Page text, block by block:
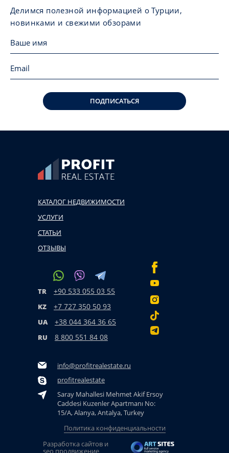
Делимся полезной информацией о Турции,
новинками и свежими обзорами
ПОДПИСАТЬСЯ
КАТАЛОГ НЕДВИЖИМОСТИ
УСЛУГИ
СТАТЬИ
ОТЗЫВЫ
TR +90 533 055 03 55
KZ +7 727 350 50 93
UA +38 044 364 36 65
RU 8 800 551 84 08
info@profitrealestate.ru
profitrealestate
Saray Mahallesi Mehmet Akif Ersoy
Caddesi Kuzenler Apartmanı No:
15/A, Alanya, Antalya, Turkey
Политика конфиденциальности
Разработка сайтов и
seo продвижение